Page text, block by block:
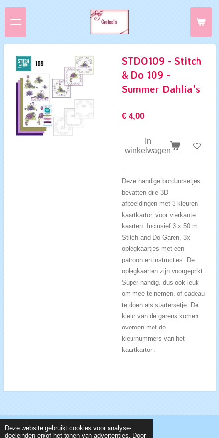
Deze website gebruikt cookies voor analyse-
doeleinden en/of het tonen van advertenties. Door
Ga
direct
de
hoofdinhoud
STDO109 - Stitch
& Do 109 -
Summer Dahlia's
€ 4,00
In
winkelwagen
Deze handige borduursetjes
bevatten drie 3D-
afbeeldingen met 3 kleuren
kaartkarton voor vierkante
kaarten. Inclusief 3 x 50 m
Stitch and Do Garen, 3x
oplegkaartjes met een
patroon en instructies. De
oplegkaarten zijn voorgeprikt.
Super handig, dus ook leuk
om mee te nemen, of cadeau
te doen als startersetje. De
kleur van de garens komen
overeen met de
kleurnummers van het
kaartkarton.
© 2018 CreTexTo, info@cretexto.nl, KvK 62394703